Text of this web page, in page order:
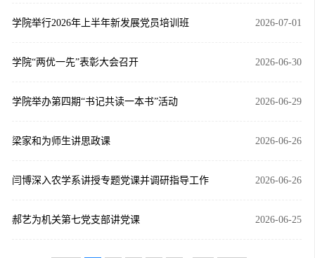
2026-07-01
学院举行2026年上半年新发展党员培训班
2026-06-30
学院“两优一先”表彰大会召开
2026-06-29
学院举办第四期“书记共读一本书”活动
2026-06-26
梁家和为师生讲思政课
2026-06-26
闫博深入农学系讲授专题党课并调研指导工作
2026-06-25
郝艺为机关第七党支部讲党课